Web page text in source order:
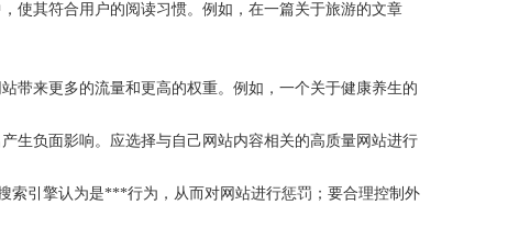
使其符合用户的阅读习惯。例如，在一篇关于旅游的文章
带来更多的流量和更高的权重。例如，一个关于健康养生的
生负面影响。应选择与自己网站内容相关的高质量网站进行
索引擎认为是***行为，从而对网站进行惩罚；要合理控制外